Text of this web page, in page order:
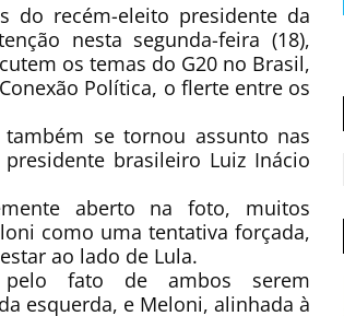
do recém-eleito presidente da
nesta segunda-feira (18),
os temas do G20 no Brasil,
Política, o flerte entre os
se tornou assunto nas
brasileiro Luiz Inácio
aberto na foto, muitos
como uma tentativa forçada,
ao lado de Lula.
pelo fato de ambos serem
esquerda, e Meloni, alinhada à